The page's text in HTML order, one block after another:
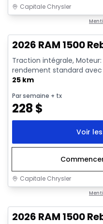
Capitale Chrysler
2026 RAM 1500
Traction intégrale,
rendement standard
25 km
Par semaine + tx
228 $
Voir
Capitale Chrysler
2026 RAM 1500